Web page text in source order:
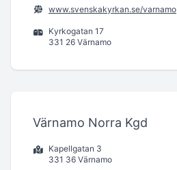
www.svenskakyrkan.se/varnamo
Kyrkogatan 17
331 26 Värnamo
Värnamo Norra Kgd
Kapellgatan 3
331 36 Värnamo